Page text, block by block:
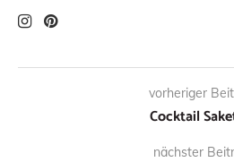
vorheriger
Cocktail
nächster